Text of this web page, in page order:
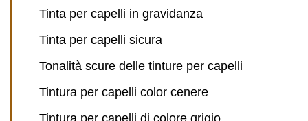
Tinta per capelli in gravidanza
Tinta per capelli sicura
Tonalità scure delle tinture per capelli
Tintura per capelli color cenere
Tintura per capelli di colore grigio